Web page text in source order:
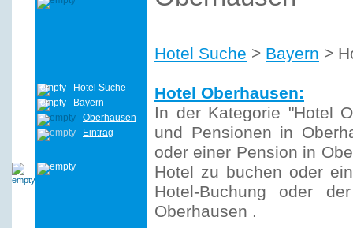
Hotel Suche
Bayern
Oberhausen
Eintrag
Hotel Suche > Bayern >
Hotel Oberhausen:
In der Kategorie "Hotel
und Pensionen in
oder einer Pension in
Hotel zu buchen oder
Hotel-Buchung oder
Oberhausen .